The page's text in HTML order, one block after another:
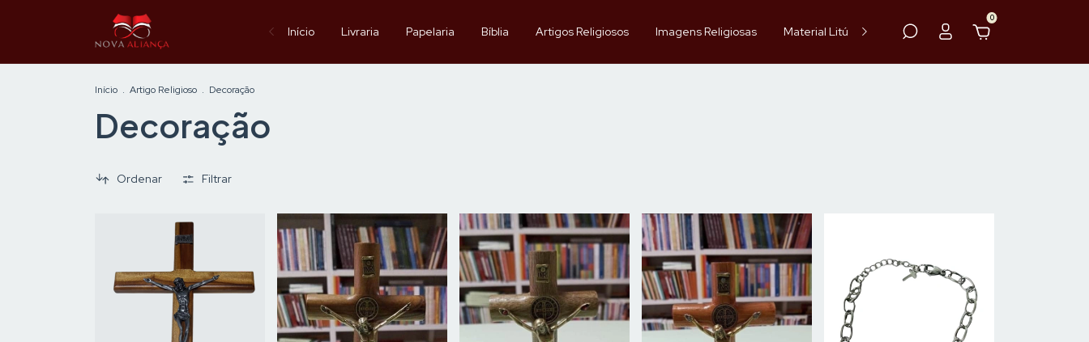
Início Livraria Papelaria Bíblia Artigos Religiosos Imagens Religiosas Material Litúrgico Paramentos
0
Início . Artigo Religioso . Decoração
Decoração
Ordenar Filtrar